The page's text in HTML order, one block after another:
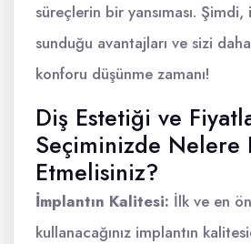
süreçlerin bir yansıması.
sunduğu avantajları ve sizi
konforu düşünme zamanı!
Diş Estetiği ve
Seçiminizde Nelere
Etmelisiniz?
İmplantın Kalitesi: İlk ve en
kullanacağınız implantın